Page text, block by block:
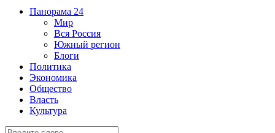
Панорама 24
Мир
Вся Россия
Южный регион
Блоги
Политика
Экономика
Общество
Власть
Культура